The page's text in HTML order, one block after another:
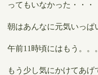
ってもいなかった・・・
朝はあんなに元気いっぱ
午前11時頃にはもう。。。
もう少し気にかけてあ